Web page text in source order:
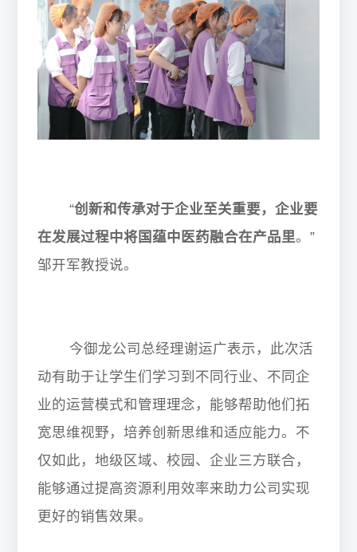
“创新和传承对于企业至关重要，企业要
在发展过程中将国蕴中医药融合在产品里。”
邹开军教授说。
今御龙公司总经理谢运广表示，此次活
动有助于让学生们学习到不同行业、不同企
业的运营模式和管理理念，能够帮助他们拓
宽思维视野，培养创新思维和适应能力。不
仅如此，地级区域、校园、企业三方联合，
能够通过提高资源利用效率来助力公司实现
更好的销售效果。